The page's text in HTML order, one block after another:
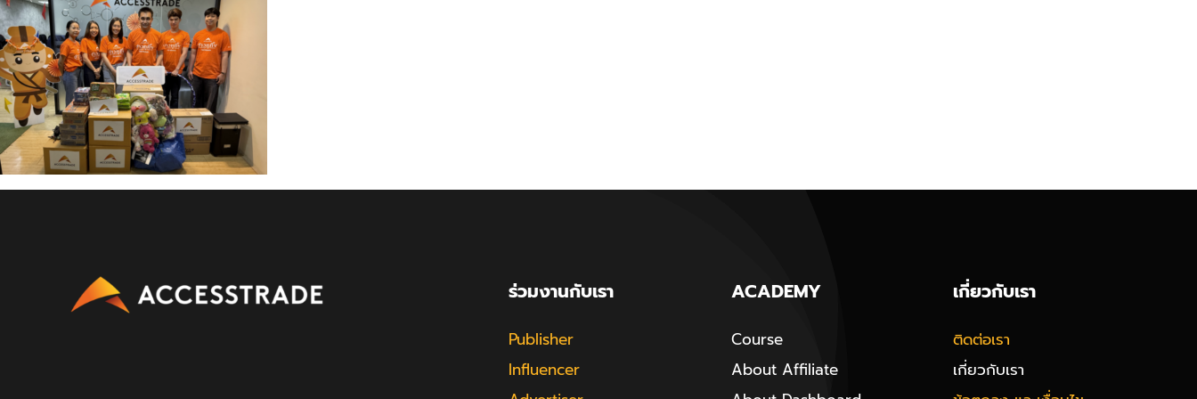
ร่วมงานกับเรา
Publisher
Influencer
ACADEMY
Course
About Affiliate
เกี่ยวกับเรา
ติดต่อเรา
เกี่ยวกับเรา